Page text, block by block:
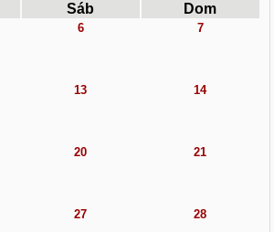
Sáb Dom
6 7
13 14
20 21
27 28